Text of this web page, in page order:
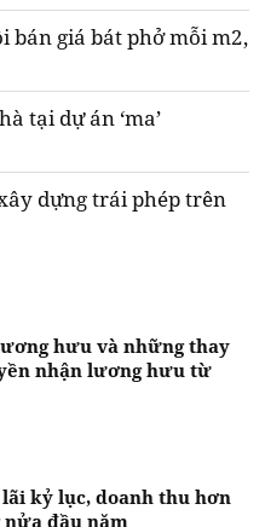
bán giá bát phở mỗi m2,
tại dự án ‘ma’
dựng trái phép trên
hưu và những thay
nhận lương hưu từ
kỷ lục, doanh thu hơn
nửa đầu năm